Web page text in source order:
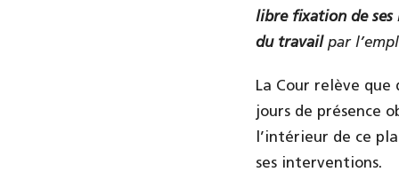
libre fixation de ses
du travail par
La Cour relève
jours de présence
l’intérieur de ce
ses interventions.